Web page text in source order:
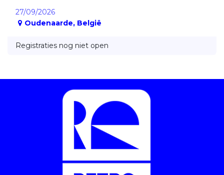
27/09/2026
Oudenaarde, België
Registraties nog niet open